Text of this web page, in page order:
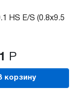
HS E/S (0.8x9.5
Р
корзину